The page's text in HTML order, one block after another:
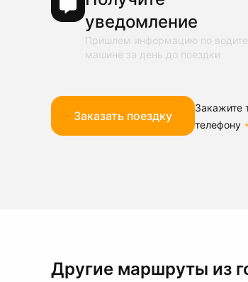
уведомление
Пришлем информацию по
машине за день до поездки
Заказать поездку
Закажите
телефону
Другие маршруты из